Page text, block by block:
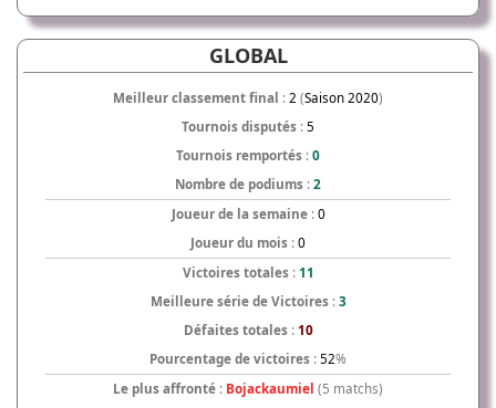
GLOBAL
Meilleur classement final : 2 (Saison 2020)
Tournois disputés : 5
Tournois remportés : 0
Nombre de podiums : 2
Joueur de la semaine: 0
Joueur du mois : 0
Victoires totales: 11
Meilleure série de Victoires: 3
Défaites totales: 10
Pourcentage de victoires : 52%
Le plus affronté : Bojackaumiel (5 matchs)